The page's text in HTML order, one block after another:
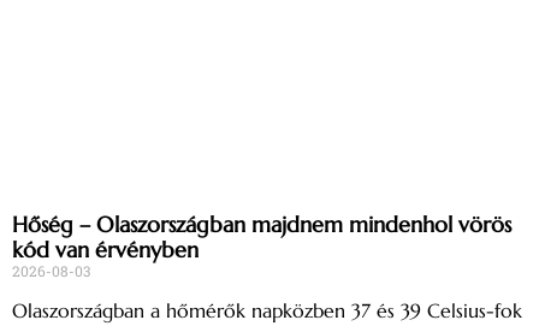
Hőség – Olaszországban majdnem mindenhol vörös
kód van érvényben
2026-08-03
Olaszországban a hőmérők napközben 37 és 39 Celsius-fok